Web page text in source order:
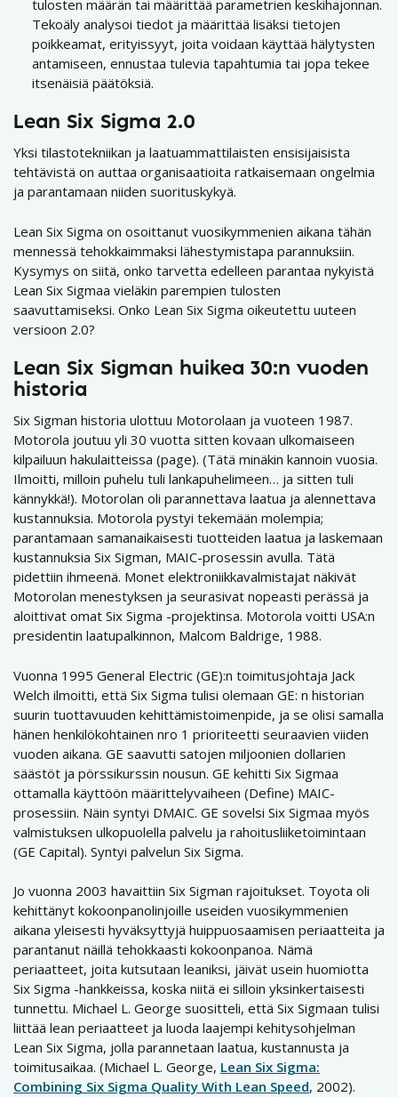
tulosten määrän tai määrittää parametrien keskihajonnan.
Tekoäly analysoi tiedot ja määrittää lisäksi tietojen
poikkeamat, erityissyyt, joita voidaan käyttää hälytysten
antamiseen, ennustaa tulevia tapahtumia tai jopa tekee
itsenäisiä päätöksiä.
Lean Six Sigma 2.0
Yksi tilastotekniikan ja laatuammattilaisten ensisijaisista
tehtävistä on auttaa organisaatioita ratkaisemaan ongelmia
ja parantamaan niiden suorituskykyä.
Lean Six Sigma on osoittanut vuosikymmenien aikana tähän
mennessä tehokkaimmaksi lähestymistapa parannuksiin.
Kysymys on siitä, onko tarvetta edelleen parantaa nykyistä
Lean Six Sigmaa vieläkin parempien tulosten
saavuttamiseksi. Onko Lean Six Sigma oikeutettu uuteen
versioon 2.0?
Lean Six Sigman huikea 30:n vuoden
historia
Six Sigman historia ulottuu Motorolaan ja vuoteen 1987.
Motorola joutuu yli 30 vuotta sitten kovaan ulkomaiseen
kilpailuun hakulaitteissa (page). (Tätä minäkin kannoin vuosia.
Ilmoitti, milloin puhelu tuli lankapuhelimeen… ja sitten tuli
kännykkä!). Motorolan oli parannettava laatua ja alennettava
kustannuksia. Motorola pystyi tekemään molempia;
parantamaan samanaikaisesti tuotteiden laatua ja laskemaan
kustannuksia Six Sigman, MAIC-prosessin avulla. Tätä
pidettiin ihmeenä. Monet elektroniikkavalmistajat näkivät
Motorolan menestyksen ja seurasivat nopeasti perässä ja
aloittivat omat Six Sigma -projektinsa. Motorola voitti USA:n
presidentin laatupalkinnon, Malcom Baldrige, 1988.
Vuonna 1995 General Electric (GE):n toimitusjohtaja Jack
Welch ilmoitti, että Six Sigma tulisi olemaan GE: n historian
suurin tuottavuuden kehittämistoimenpide, ja se olisi samalla
hänen henkilökohtainen nro 1 prioriteetti seuraavien viiden
vuoden aikana. GE saavutti satojen miljoonien dollarien
säästöt ja pörssikurssin nousun. GE kehitti Six Sigmaa
ottamalla käyttöön määrittelyvaiheen (Define) MAIC-
prosessiin. Näin syntyi DMAIC. GE sovelsi Six Sigmaa myös
valmistuksen ulkopuolella palvelu ja rahoitusliiketoimintaan
(GE Capital). Syntyi palvelun Six Sigma.
Jo vuonna 2003 havaittiin Six Sigman rajoitukset. Toyota oli
kehittänyt kokoonpanolinjoille useiden vuosikymmenien
aikana yleisesti hyväksyttyjä huippuosaamisen periaatteita ja
parantanut näillä tehokkaasti kokoonpanoa. Nämä
periaatteet, joita kutsutaan leaniksi, jäivät usein huomiotta
Six Sigma -hankkeissa, koska niitä ei silloin yksinkertaisesti
tunnettu. Michael L. George suositteli, että Six Sigmaan tulisi
liittää lean periaatteet ja luoda laajempi kehitysohjelman
Lean Six Sigma, jolla parannetaan laatua, kustannusta ja
toimitusaikaa. (Michael L. George, Lean Six Sigma:
Combining Six Sigma Quality With Lean Speed, 2002).